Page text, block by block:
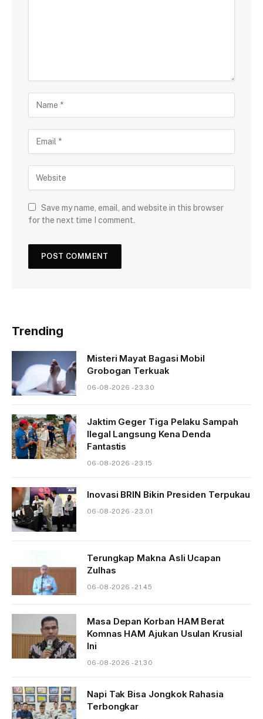
Save my name, email, and website in this browser
for the next time I comment.
Trending
Misteri Mayat Bagasi Mobil
Grobogan Terkuak
06-08-2026 - 23.30
Jaktim Geger Tiga Pelaku Sampah
Ilegal Langsung Kena Denda
Fantastis
06-08-2026 - 23.15
Inovasi BRIN Bikin Presiden Terpukau
06-08-2026 - 23.01
Terungkap Makna Asli Ucapan
Zulhas
06-08-2026 - 21.45
Masa Depan Korban HAM Berat
Komnas HAM Ajukan Usulan Krusial
Ini
06-08-2026 - 21.30
Napi Tak Bisa Jongkok Rahasia
Terbongkar